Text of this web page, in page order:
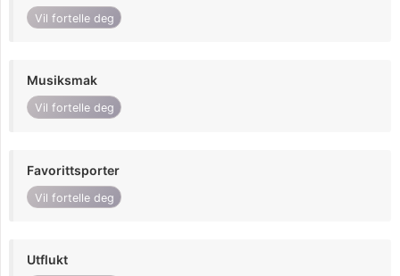
Vil fortelle deg
Musiksmak
Vil fortelle deg
Favorittsporter
Vil fortelle deg
Utflukt